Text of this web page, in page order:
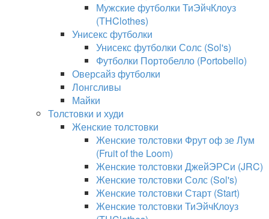
Мужские футболки ТиЭйчКлоуз
(THClothes)
Унисекс футболки
Унисекс футболки Солс (Sol's)
Футболки Портобелло (Portobello)
Оверсайз футболки
Лонгсливы
Майки
Толстовки и худи
Женские толстовки
Женские толстовки Фрут оф зе Лум
(Fruit of the Loom)
Женские толстовки ДжейЭРСи (JRC)
Женские толстовки Солс (Sol's)
Женские толстовки Старт (Start)
Женские толстовки ТиЭйчКлоуз